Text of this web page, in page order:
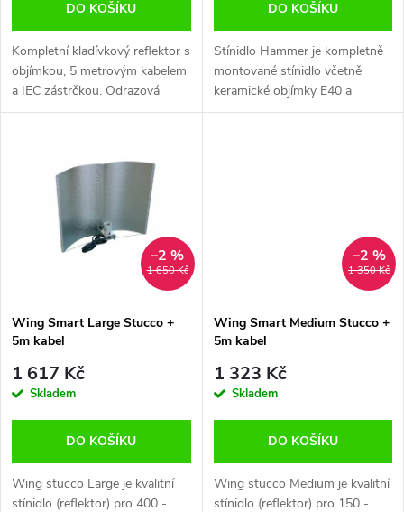
d
u
d
u
DO KOŠÍKU
Kompletní kladívkový reflektor s
objímkou, 5 metrovým kabelem
a IEC zástrčkou. Odrazová
plocha 47x47 cm je vhodná pro
DO KOŠÍKU
Stínidlo Hammer je kompletně
montované stínidlo včetně
keramické objímky E40 a
el.svorkovnice, připraveno k
1 650 Kč
–2 %
Wing Smart Large Stucco +
5m kabel
1 617 Kč
Skladem
DO KOŠÍKU
Wing stucco Large je kvalitní
stínidlo (reflektor) pro 400 -
1 350 Kč
–2 %
Wing Smart Medium Stucco +
5m kabel
1 323 Kč
Skladem
DO KOŠÍKU
Wing stucco Medium je kvalitní
stínidlo (reflektor) pro 150 -